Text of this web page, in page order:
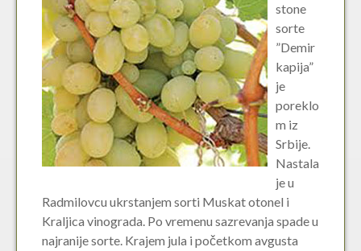
stone
sorte
”Demir
kapija”
je
poreklo
m iz
Srbije.
Nastala
je u
Radmilovcu ukrstanjem sorti Muskat otonel i
Kraljica vinograda. Po vremenu sazrevanja spade u
najranije sorte. Krajem jula i početkom avgusta